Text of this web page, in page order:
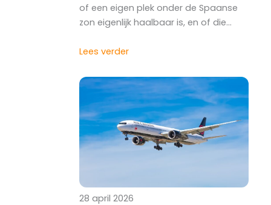
of een eigen plek onder de Spaanse
zon eigenlijk haalbaar is, en of die…
Lees verder
28 april 2026